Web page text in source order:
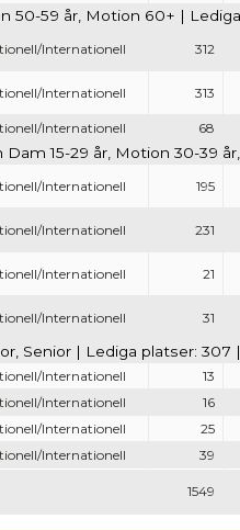
1549
50-59 år, Motion 60+ |
Internationell 312
Internationell 313
Internationell 68
Dam 15-29 år, Motion 30-39
Internationell 195
Internationell 231
Internationell 21
Internationell 31
Senior | Lediga platser:
Internationell
13
Internationell
16
Internationell
25
Internationell 39